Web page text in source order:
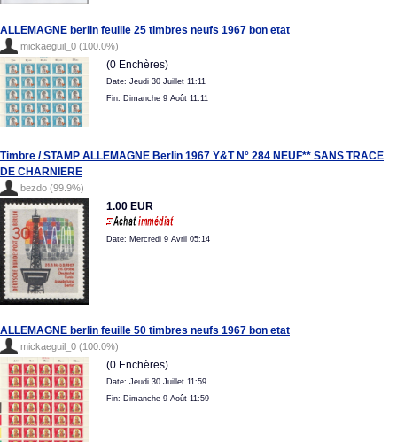
ALLEMAGNE berlin feuille 25 timbres neufs 1967 bon etat
mickaeguil_0 (100.0%)
(0 Enchères)
Date: Jeudi 30 Juillet 11:11
Fin: Dimanche 9 Août 11:11
Timbre / STAMP ALLEMAGNE Berlin 1967 Y&T N° 284 NEUF** SANS TRACE
DE CHARNIERE
bezdo (99.9%)
1.00 EUR
Date: Mercredi 9 Avril 05:14
ALLEMAGNE berlin feuille 50 timbres neufs 1967 bon etat
mickaeguil_0 (100.0%)
(0 Enchères)
Date: Jeudi 30 Juillet 11:59
Fin: Dimanche 9 Août 11:59